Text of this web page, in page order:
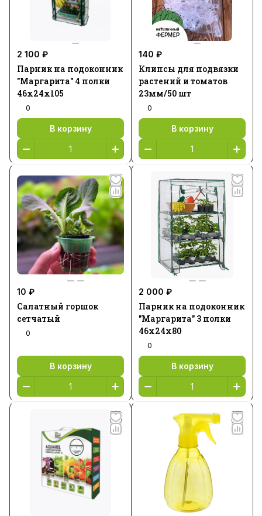
2 100 ₽
Парник на подоконник
"Маргарита" 4 полки
46х24х105
0
В корзину
140 ₽
Клипсы для подвязки
растений и томатов
23мм/50 шт
0
В корзину
10 ₽
Салатный горшок
сетчатый
0
В корзину
2 000 ₽
Парник на подоконник
"Маргарита" 3 полки
46х24х80
0
В корзину